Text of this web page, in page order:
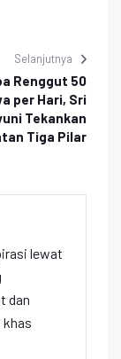
Selanjutnya
Renggut 50
per Hari, Sri
Tekankan
Tiga Pilar
lewat
dan
khas